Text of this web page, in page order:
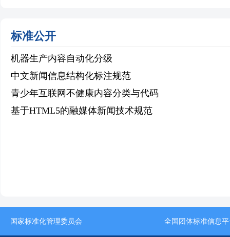
标准公开
机器生产内容自动化分级
中文新闻信息结构化标注规范
青少年互联网不健康内容分类与代码
基于HTML5的融媒体新闻技术规范
国家标准化管理委员会 全国团体标准信息